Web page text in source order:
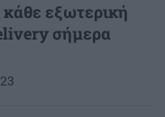
εξωτερική
σήμερα